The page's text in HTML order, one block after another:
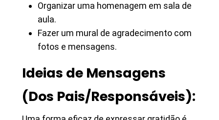
Organizar uma homenagem em sala de
aula.
Fazer um mural de agradecimento com
fotos e mensagens.
Ideias de Mensagens
(Dos Pais/Responsáveis):